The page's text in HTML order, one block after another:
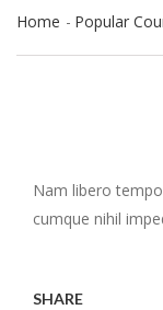
Home Popular
Nam libero
cumque nihil
SHARE